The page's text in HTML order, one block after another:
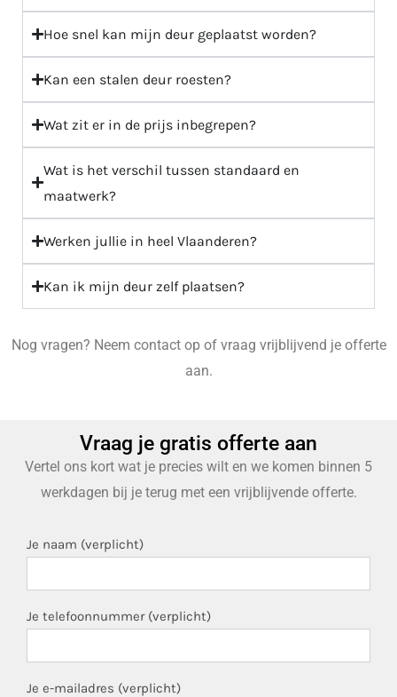
Hoe snel kan mijn deur geplaatst worden?
Kan een stalen deur roesten?
Wat zit er in de prijs inbegrepen?
Wat is het verschil tussen standaard en
maatwerk?
Werken jullie in heel Vlaanderen?
Kan ik mijn deur zelf plaatsen?
Nog vragen? Neem contact op of vraag vrijblijvend je offerte
aan.
Vraag je gratis offerte aan
Vertel ons kort wat je precies wilt en we komen binnen 5
werkdagen bij je terug met een vrijblijvende offerte.
Je naam (verplicht)
Je telefoonnummer (verplicht)
Je e-mailadres (verplicht)